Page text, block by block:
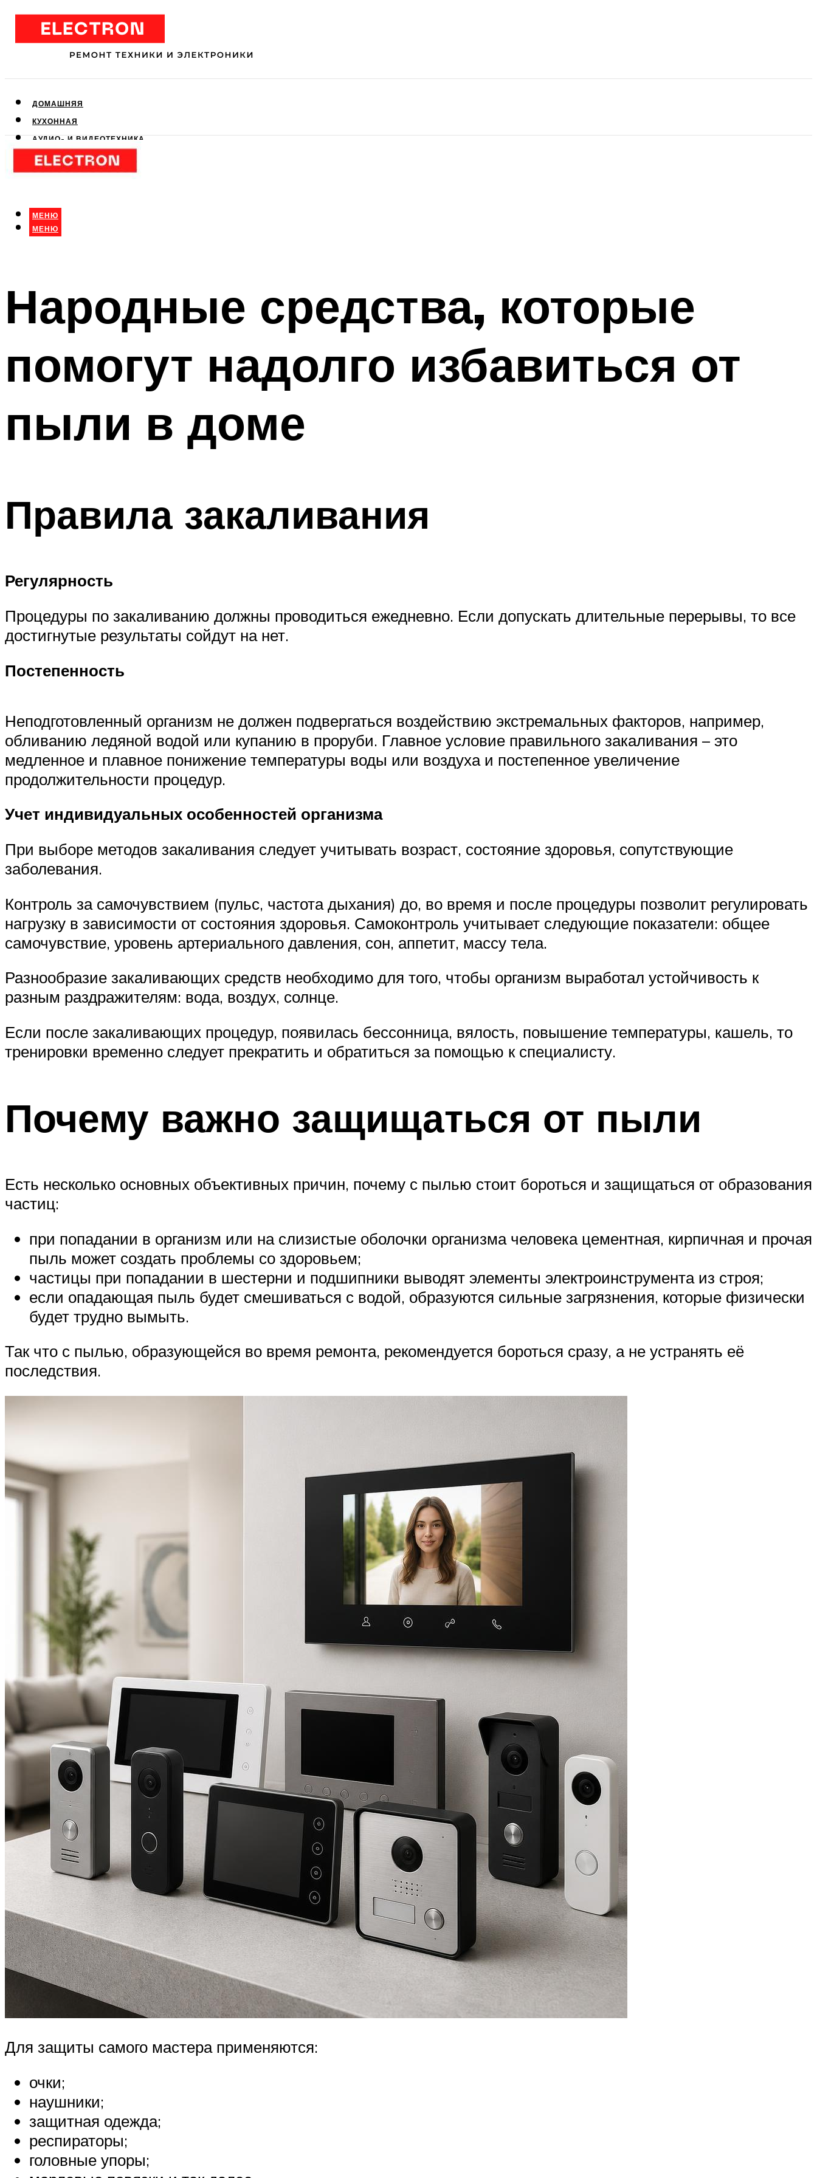
ДОМАШНЯЯ
КУХОННАЯ
АУДИО- И ВИДЕОТЕХНИКА
КЛИМАТИЧЕСКАЯ
ДЛЯ КРАСОТЫ
МЕНЮ
МЕНЮ
Народные средства, которые
помогут надолго избавиться от
пыли в доме
Правила закаливания
Регулярность
Процедуры по закаливанию должны проводиться ежедневно. Если допускать длительные перерывы, то все
достигнутые результаты сойдут на нет.
Постепенность
Неподготовленный организм не должен подвергаться воздействию экстремальных факторов, например,
обливанию ледяной водой или купанию в проруби. Главное условие правильного закаливания – это
медленное и плавное понижение температуры воды или воздуха и постепенное увеличение
продолжительности процедур.
Учет индивидуальных особенностей организма
При выборе методов закаливания следует учитывать возраст, состояние здоровья, сопутствующие
заболевания.
Контроль за самочувствием (пульс, частота дыхания) до, во время и после процедуры позволит регулировать
нагрузку в зависимости от состояния здоровья. Самоконтроль учитывает следующие показатели: общее
самочувствие, уровень артериального давления, сон, аппетит, массу тела.
Разнообразие закаливающих средств необходимо для того, чтобы организм выработал устойчивость к
разным раздражителям: вода, воздух, солнце.
Если после закаливающих процедур, появилась бессонница, вялость, повышение температуры, кашель, то
тренировки временно следует прекратить и обратиться за помощью к специалисту.
Почему важно защищаться от пыли
Есть несколько основных объективных причин, почему с пылью стоит бороться и защищаться от образования
частиц:
при попадании в организм или на слизистые оболочки организма человека цементная, кирпичная и прочая
пыль может создать проблемы со здоровьем;
частицы при попадании в шестерни и подшипники выводят элементы электроинструмента из строя;
если опадающая пыль будет смешиваться с водой, образуются сильные загрязнения, которые физически
будет трудно вымыть.
Так что с пылью, образующейся во время ремонта, рекомендуется бороться сразу, а не устранять её
последствия.
Для защиты самого мастера применяются:
очки;
наушники;
защитная одежда;
респираторы;
головные упоры;